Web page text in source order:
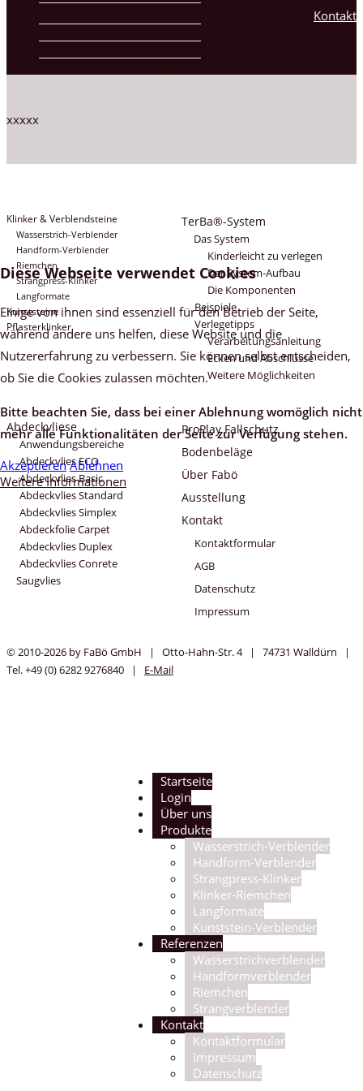
Kontakt
xxxxx
Klinker & Verblendsteine
Wasserstrich-Verblender
Handform-Verblender
Riemchen
Strangpress-Klinker
Langformate
Kunststeine
Pflasterklinker
TerBa®-System
Das System
Kinderleicht zu verlegen
Der System-Aufbau
Die Komponenten
Beispiele
Verlegetipps
Verarbeitungsanleitung
Ecken und Abschlüsse
Weitere Möglichkeiten
Abdeckvliese
Anwendungsbereiche
Abdeckvlies ECO
Abdeckvlies Basic
Abdeckvlies Standard
Abdeckvlies Simplex
Abdeckfolie Carpet
Abdeckvlies Duplex
Abdeckvlies Conrete
Saugvlies
ProPlay Fallschutz
Bodenbeläge
Über Fabö
Ausstellung
Kontakt
Kontaktformular
AGB
Datenschutz
Impressum
© 2010-2026 by FaBö GmbH | Otto-Hahn-Str. 4 | 74731 Walldürn |
Tel. +49 (0) 6282 9276840 | E-Mail
Startseite
Login
Über uns
Produkte
Wasserstrich-Verblender
Handform-Verblender
Strangpress-Klinker
Klinker-Riemchen
Langformate
Kunststein-Verblender
Referenzen
Wasserstrichverblender
Handformverblender
Riemchen
Strangverblender
Kontakt
Kontaktformular
Impressum
Datenschutz
Diese Webseite verwendet Cookies
Einige von ihnen sind essenziell für den Betrieb der Seite,
während andere uns helfen, diese Website und die
Nutzererfahrung zu verbessern. Sie können selbst entscheiden,
ob Sie die Cookies zulassen möchten.
Bitte beachten Sie, dass bei einer Ablehnung womöglich nicht
mehr alle Funktionalitäten der Seite zur Verfügung stehen.
Akzeptieren Ablehnen
Weitere Informationen